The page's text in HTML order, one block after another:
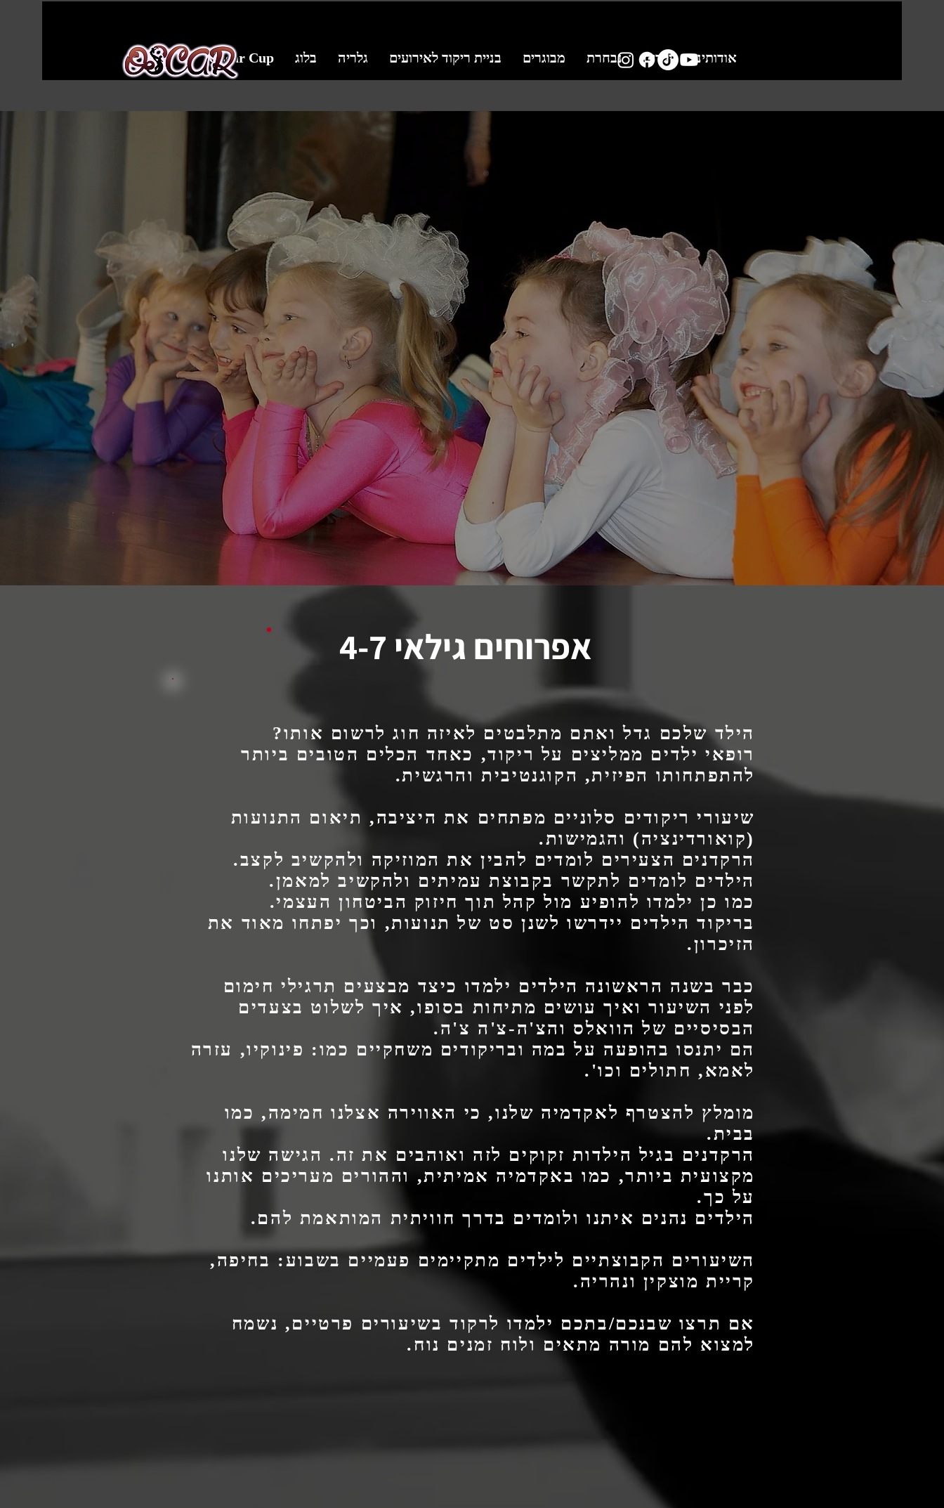
אודותינו ילדים נבחרת מבוגרים בניית ריקוד לאירועים גלריה בלוג Oscar Cup
אפרוחים גילאי 4-7
הילד שלכם גדל ואתם מתלבטים לאיזה חוג לרשום אותו?
רופאי ילדים ממליצים על ריקוד, כאחד הכלים הטובים ביותר
להתפתחותו הפיזית, הקוגנטיבית והרגשית.
שיעורי ריקודים סלוניים מפתחים את היציבה, תיאום התנועות
(קואורדינציה) והגמישות.
הרקדנים הצעירים לומדים להבין את המוזיקה ולהקשיב לקצב.
הילדים לומדים לתקשר בקבוצת עמיתים ולהקשיב למאמן.
כמו כן ילמדו להופיע מול קהל תוך חיזוק הביטחון העצמי.
בריקוד הילדים יידרשו לשנן סט של תנועות, וכך יפתחו מאוד את
הזיכרון.
כבר בשנה הראשונה הילדים ילמדו כיצד מבצעים תרגילי חימום
לפני השיעור ואיך עושים מתיחות בסופו, איך לשלוט בצעדים
הבסיסיים של הוואלס והצ'ה-צ'ה צ'ה.
הם יתנסו בהופעה על במה ובריקודים משחקיים כמו: פינוקיו, עזרה
לאמא, חתולים וכו'.
מומלץ להצטרף לאקדמיה שלנו, כי האווירה אצלנו חמימה, כמו
בבית.
הרקדנים בגיל הילדות זקוקים לזה ואוהבים את זה. הגישה שלנו
מקצועית ביותר, כמו באקדמיה אמיתית, וההורים מעריכים אותנו
על כך.
הילדים נהנים איתנו ולומדים בדרך חוויתית המותאמת להם.
השיעורים הקבוצתיים לילדים מתקיימים פעמיים בשבוע: בחיפה,
קריית מוצקין ונהריה.
אם תרצו שבנכם/בתכם ילמדו לרקוד בשיעורים פרטיים, נשמח
למצוא להם מורה מתאים ולוח זמנים נוח.